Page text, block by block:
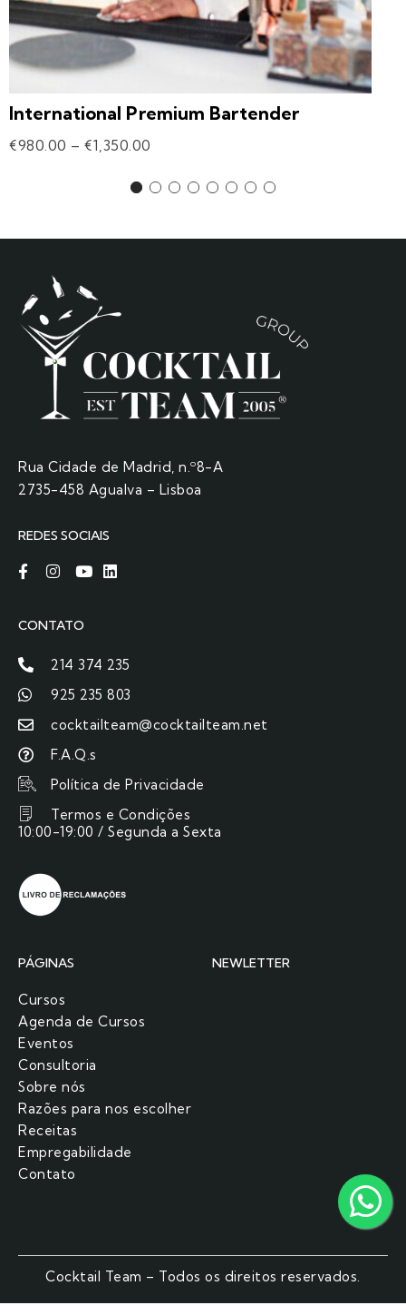
International Premium Bartender
€980.00 – €1,350.00
Rua Cidade de Madrid, n.º8-A
2735-458 Agualva – Lisboa
REDES SOCIAIS
CONTATO
214 374 235
925 235 803
cocktailteam@cocktailteam.net
F.A.Q.s
Política de Privacidade
Termos e Condições
10:00-19:00 / Segunda a Sexta
PÁGINAS
Cursos
Agenda de Cursos
Eventos
Consultoria
Sobre nós
Razões para nos escolher​
Receitas
Empregabilidade
Contato
NEWLETTER
Cocktail Team – Todos os direitos reservados.